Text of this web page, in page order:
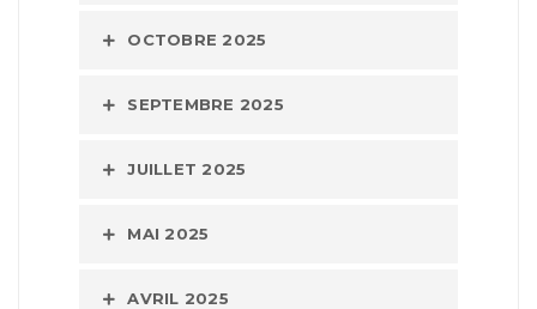
OCTOBRE 2025
SEPTEMBRE 2025
JUILLET 2025
MAI 2025
AVRIL 2025